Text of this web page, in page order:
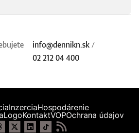
info@dennikn.sk /
02 212 04 400
InzerciaHospodárenie
LogoKontaktVOPOchrana údajov